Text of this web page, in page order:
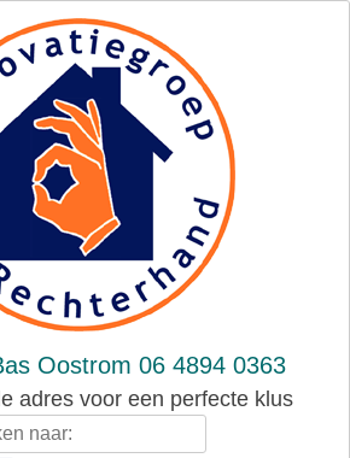
Oostrom 06 4894 0363
adres voor een perfecte klus